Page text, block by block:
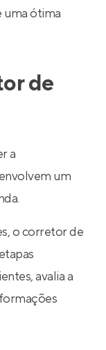
uma ótima
de
a
um
o corretor de
avalia a